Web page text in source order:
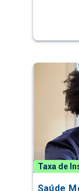
Taxa de
Saúde